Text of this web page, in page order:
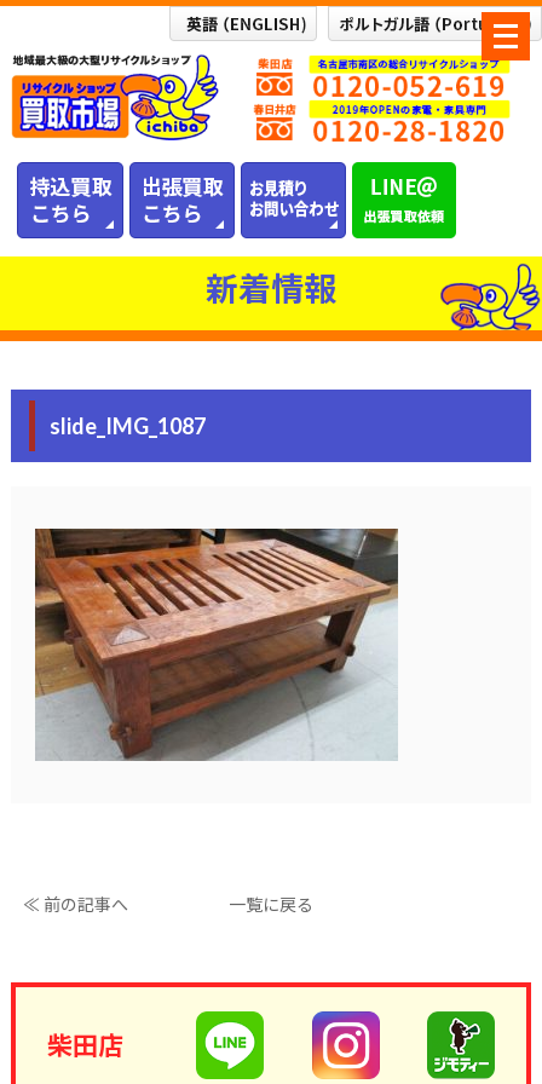
メ
ニ
ュ
ー
新着情報
slide_IMG_1087
≪ 前の記事へ 一覧に戻る
柴田店